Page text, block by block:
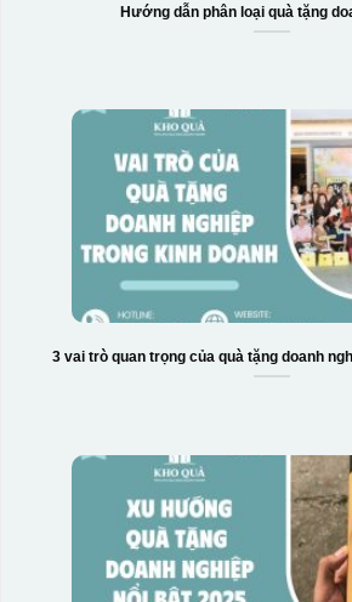
Hướng dẫn phân loại quà tặng
3 vai trò quan trọng của quà tặng doanh